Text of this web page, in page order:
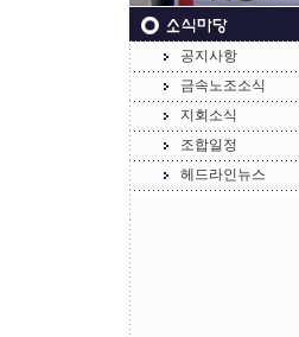
공지사항
금속노조소식
지회소식
조합일정
헤드라인뉴스